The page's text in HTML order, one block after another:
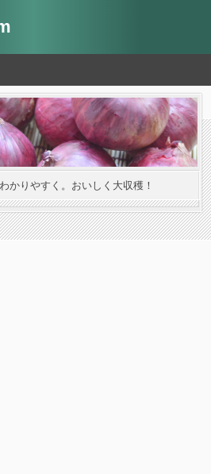
かりやすく。おいしく大収穫！